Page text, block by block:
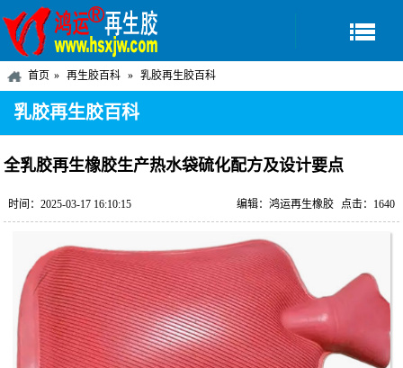
首页 再生胶百科 乳胶再生胶百科
乳胶再生胶百科
全乳胶再生橡胶生产热水袋硫化配方及设计要点
时间：2025-03-17 16:10:15 点击：1640
编辑：鸿运再生橡胶